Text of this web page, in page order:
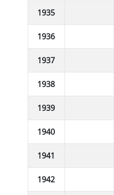
1935
1936
1937
1938
1939
1940
1941
1942